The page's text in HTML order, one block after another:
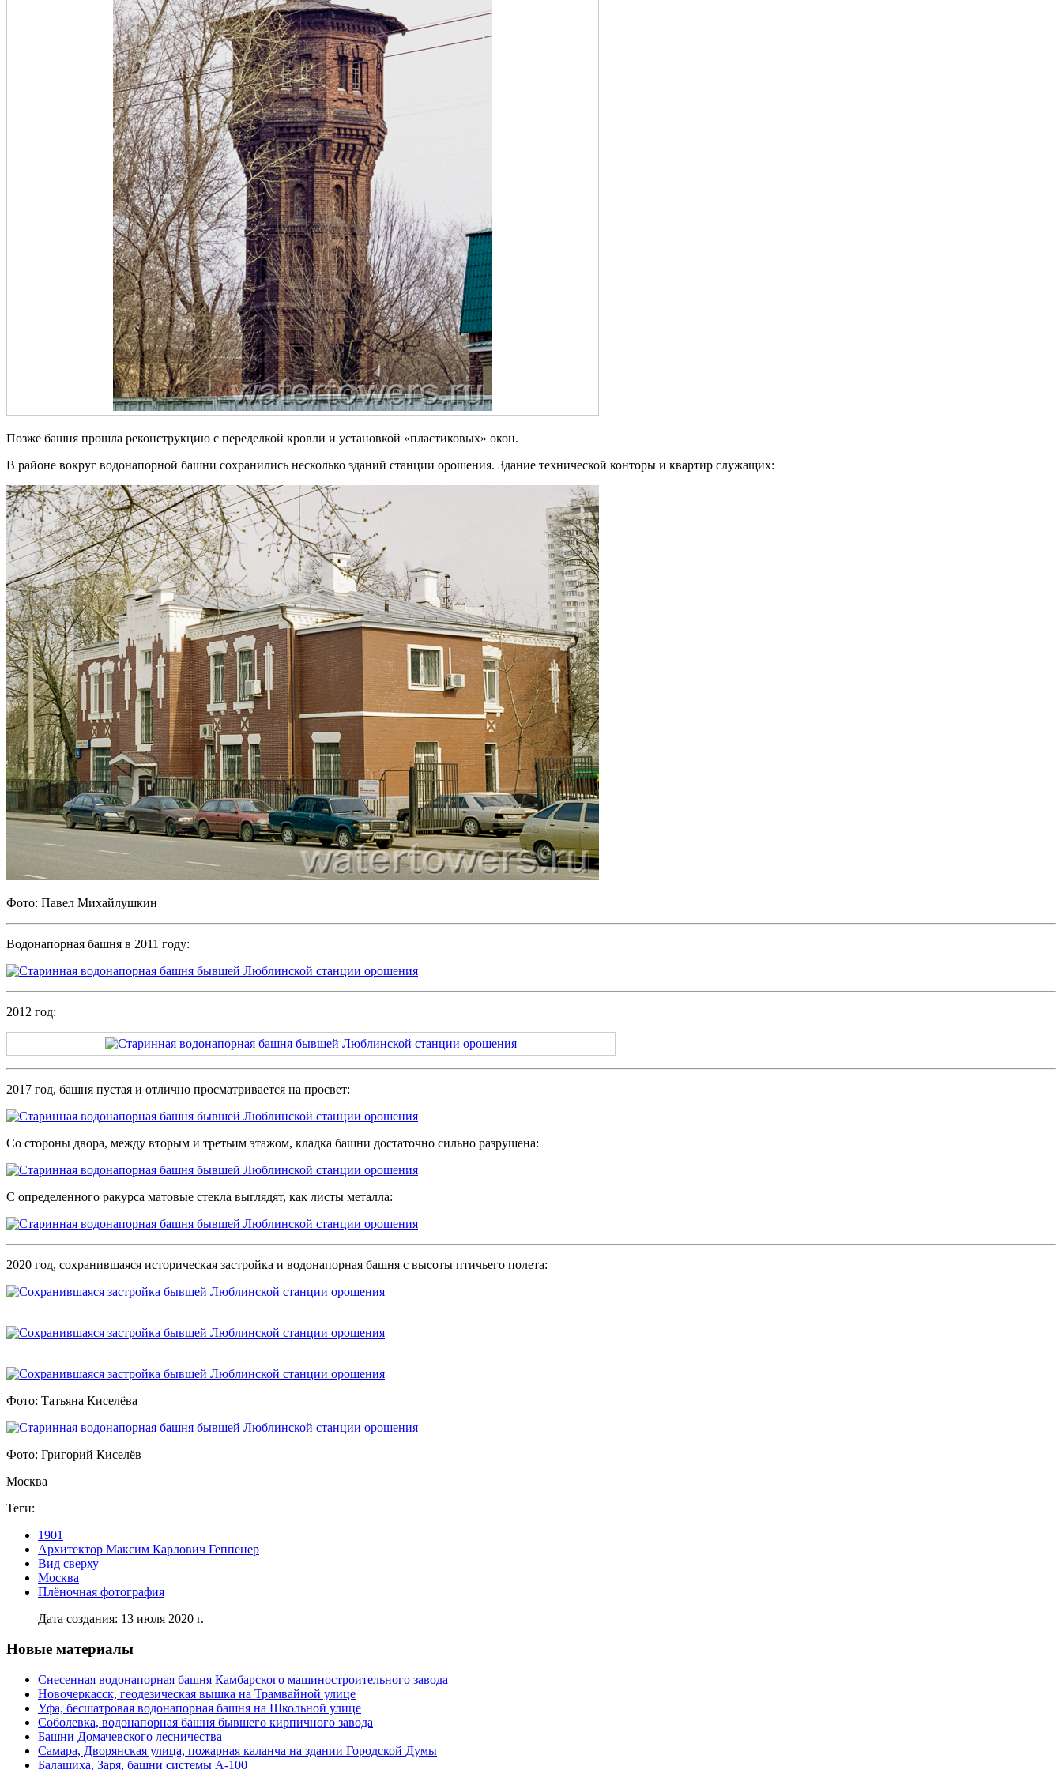
Позже башня прошла реконструкцию с переделкой кровли и установкой «пластиковых» окон.
В районе вокруг водонапорной башни сохранились несколько зданий станции орошения. Здание технической конторы и квартир служащих:
Фото: Павел Михайлушкин
Водонапорная башня в 2011 году:
2012 год:
2017 год, башня пустая и отлично просматривается на просвет:
Со стороны двора, между вторым и третьим этажом, кладка башни достаточно сильно разрушена:
С определенного ракурса матовые стекла выглядят, как листы металла:
2020 год, сохранившаяся историческая застройка и водонапорная башня с высоты птичьего полета:
Фото: Татьяна Киселёва
Фото: Григорий Киселёв
Москва
Теги:
1901
Архитектор Максим Карлович Геппенер
Вид сверху
Москва
Плёночная фотография
Дата создания: 13 июля 2020 г.
Новые материалы
Снесенная водонапорная башня Камбарского машиностроительного завода
Новочеркасск, геодезическая вышка на Трамвайной улице
Уфа, бесшатровая водонапорная башня на Школьной улице
Соболевка, водонапорная башня бывшего кирпичного завода
Башни Домачевского лесничества
Самара, Дворянская улица, пожарная каланча на здании Городской Думы
Балашиха, Заря, башни системы А-100